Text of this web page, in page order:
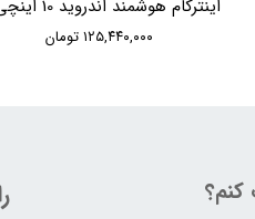
۱۲۵,۴۴۰,۰۰۰ تومان
کنم؟